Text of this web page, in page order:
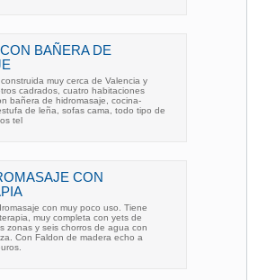
BAÑERA DE
muy cerca de Valencia y
cadrados, cuatro habitaciones
bañera de hidromasaje, cocina-
de leña, sofas cama, todo tipo de
tel
CON
con muy poco uso. Tiene
muy completa con yets de
zonas y seis chorros de agua con
Con Faldon de madera echo a